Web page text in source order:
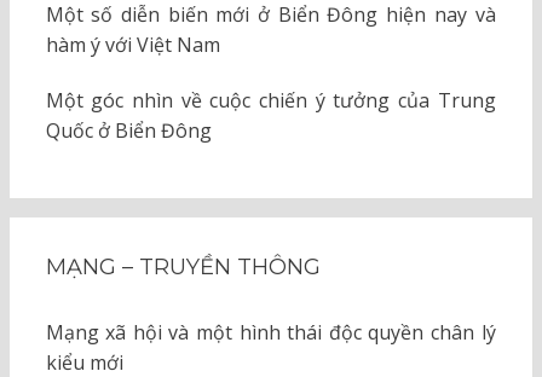
Một số diễn biến mới ở Biển Đông hiện nay và
hàm ý với Việt Nam
Một góc nhìn về cuộc chiến ý tưởng của Trung
Quốc ở Biển Đông
MẠNG – TRUYỀN THÔNG
Mạng xã hội và một hình thái độc quyền chân lý
kiểu mới